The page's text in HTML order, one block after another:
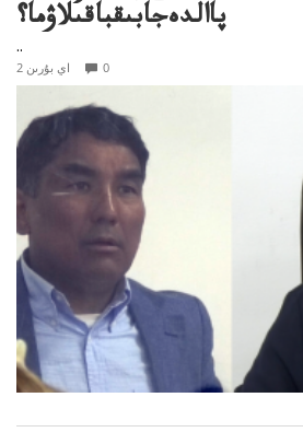
پاالدەجابىقباقىلاۋما؟
..
2 اي بۇرىن 0